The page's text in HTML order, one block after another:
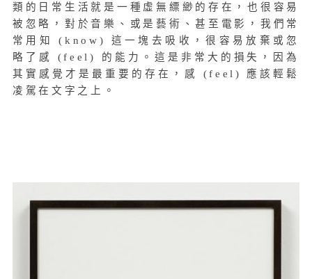
類的日常生活就是一種虛無縹緲的存在，也很容易
被忽略，對於音樂、或是藝術、甚至電影，我們常
常用知 (know) 這一塊去吸收，很容易放棄或忽
略了感 (feel) 的能力。這是非常大的損失，因為
其實感覺才是最重要的存在，感 (feel) 應該輕鬆
凌駕在文字之上。